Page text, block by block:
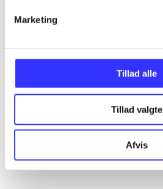
Marketing
Tillad alle
Tillad valgte
Afvis
Artikler
...